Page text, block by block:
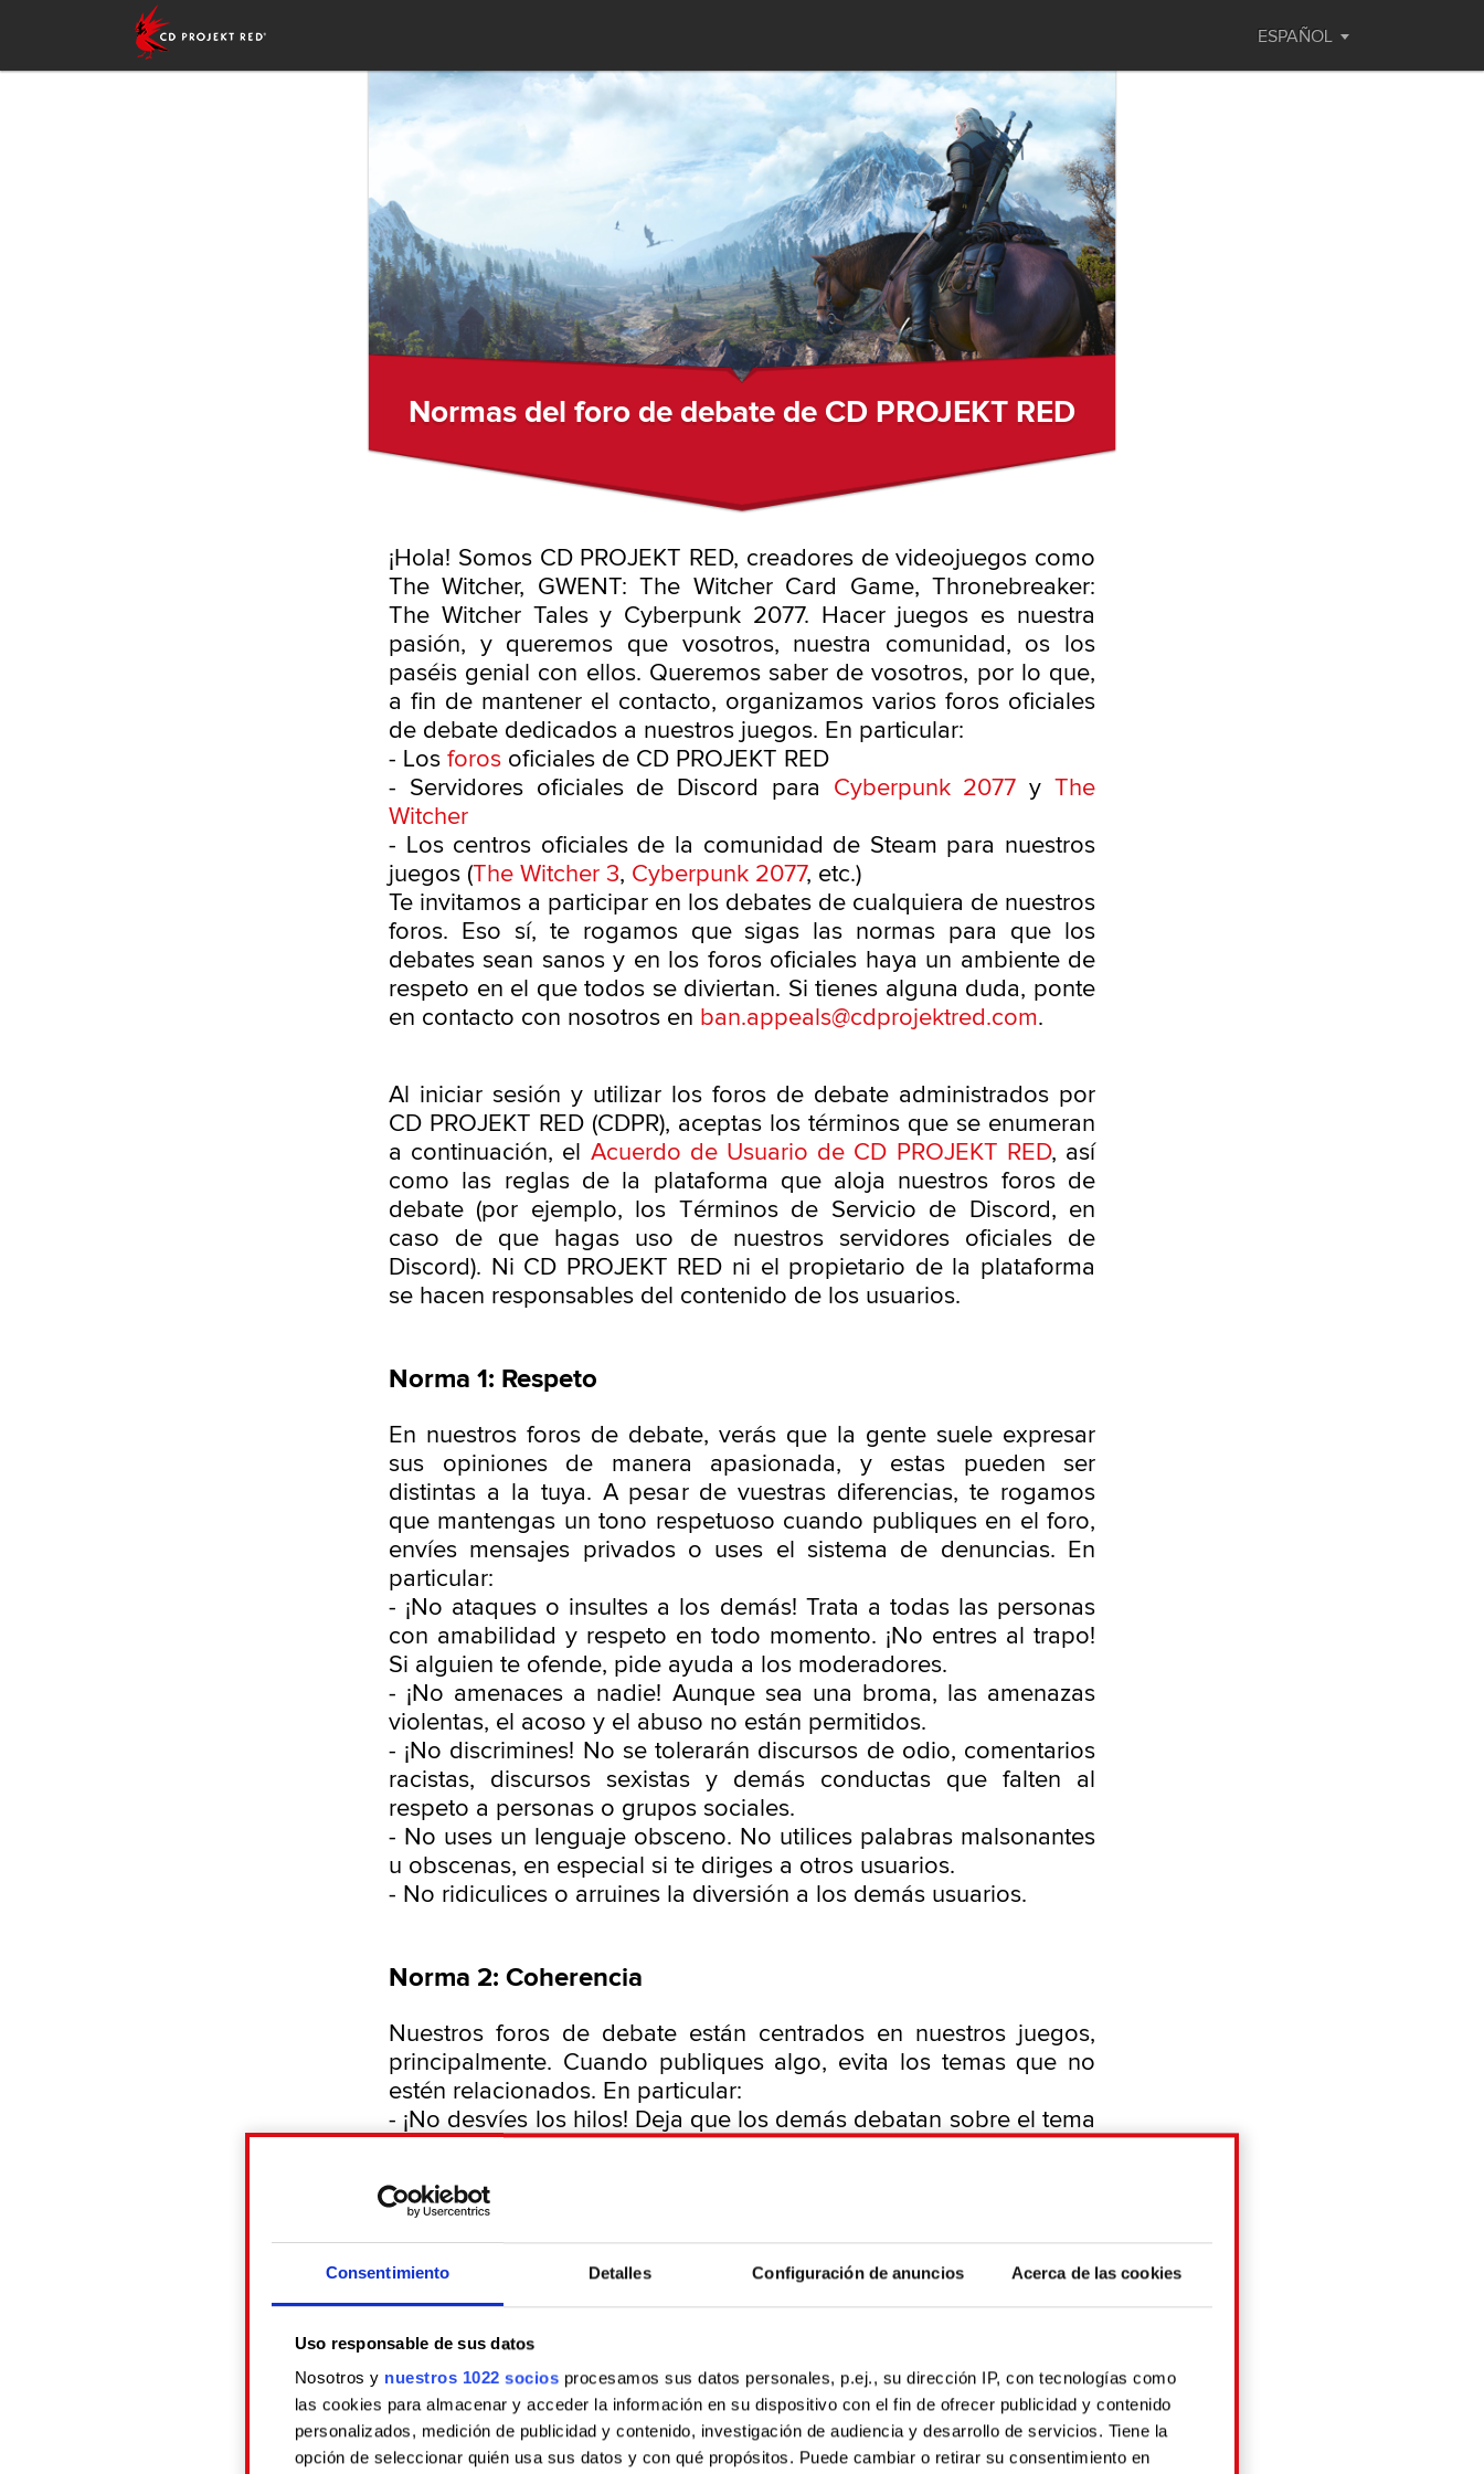
Consentimiento Detalles Configuración de anuncios Acerca de las cookies
Uso responsable de sus datos
Nosotros y nuestros 1022 socios procesamos sus datos personales, p.ej., su dirección IP, con tecnologías como
las cookies para almacenar y acceder la información en su dispositivo con el fin de ofrecer publicidad y contenido
personalizados, medición de publicidad y contenido, investigación de audiencia y desarrollo de servicios. Tiene la
opción de seleccionar quién usa sus datos y con qué propósitos. Puede cambiar o retirar su consentimiento en
ESPAÑOL
Normas del foro de debate de CD PROJEKT RED
¡Hola! Somos CD PROJEKT RED, creadores de videojuegos como
The Witcher, GWENT: The Witcher Card Game, Thronebreaker:
The Witcher Tales y Cyberpunk 2077. Hacer juegos es nuestra
pasión, y queremos que vosotros, nuestra comunidad, os los
paséis genial con ellos. Queremos saber de vosotros, por lo que,
a fin de mantener el contacto, organizamos varios foros oficiales
de debate dedicados a nuestros juegos. En particular:
- Los foros oficiales de CD PROJEKT RED
- Servidores oficiales de Discord para Cyberpunk 2077 yThe
Witcher
- Los centros oficiales de la comunidad de Steam para nuestros
juegos (The Witcher 3, Cyberpunk 2077, etc.)
Te invitamos a participar en los debates de cualquiera de nuestros
foros. Eso sí, te rogamos que sigas las normas para que los
debates sean sanos y en los foros oficiales haya un ambiente de
respeto en el que todos se diviertan. Si tienes alguna duda, ponte
en contacto con nosotros en ban.appeals@cdprojektred.com.
Al iniciar sesión y utilizar los foros de debate administrados por
CD PROJEKT RED (CDPR), aceptas los términos que se enumeran
a continuación, el Acuerdo de Usuario de CD PROJEKT RED, así
como las reglas de la plataforma que aloja nuestros foros de
debate (por ejemplo, los Términos de Servicio de Discord, en
caso de que hagas uso de nuestros servidores oficiales de
Discord). Ni CD PROJEKT RED ni el propietario de la plataforma
se hacen responsables del contenido de los usuarios.
Norma 1: Respeto
En nuestros foros de debate, verás que la gente suele expresar
sus opiniones de manera apasionada, y estas pueden ser
distintas a la tuya. A pesar de vuestras diferencias, te rogamos
que mantengas un tono respetuoso cuando publiques en el foro,
envíes mensajes privados o uses el sistema de denuncias. En
particular:
- ¡No ataques o insultes a los demás! Trata a todas las personas
con amabilidad y respeto en todo momento. ¡No entres al trapo!
Si alguien te ofende, pide ayuda a los moderadores.
- ¡No amenaces a nadie! Aunque sea una broma, las amenazas
violentas, el acoso y el abuso no están permitidos.
- ¡No discrimines! No se tolerarán discursos de odio, comentarios
racistas, discursos sexistas y demás conductas que falten al
respeto a personas o grupos sociales.
- No uses un lenguaje obsceno. No utilices palabras malsonantes
u obscenas, en especial si te diriges a otros usuarios.
- No ridiculices o arruines la diversión a los demás usuarios.
Norma 2: Coherencia
Nuestros foros de debate están centrados en nuestros juegos,
principalmente. Cuando publiques algo, evita los temas que no
estén relacionados. En particular:
- ¡No desvíes los hilos! Deja que los demás debatan sobre el tema
- ¡No saques temas como la religión, la política y demás
se trate de los mundos ficticios en los que se basan los juegos de
incluyen secciones donde podrás comentar temas de interés para
nuestra comunidad que no estén estrechamente ligados a
nuestros juegos. Nuestro personal y nuestros moderadores
tendrán la última palabra sobre lo que se podrá comentar o no.